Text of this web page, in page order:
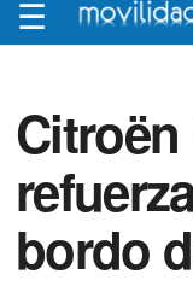
☰
Citroën
bordo